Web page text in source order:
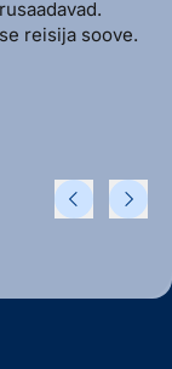
reisija soove.